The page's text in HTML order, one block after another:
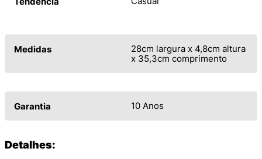
Medidas
28cm largura x 4,8cm altura
x 35,3cm comprimento
Garantia 10 Anos
Detalhes: